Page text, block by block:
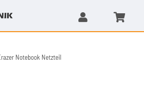
Notebook Netzteil